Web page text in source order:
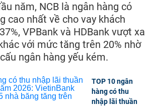
năm, NCB là ngân hàng có
cao nhất về cho vay khách
VPBank và HDBank vượt xa
với mức tăng trên 20% nhờ
ngân hàng yếu kém.
TOP 10 ngân
hàng có thu
nhập lãi thuần